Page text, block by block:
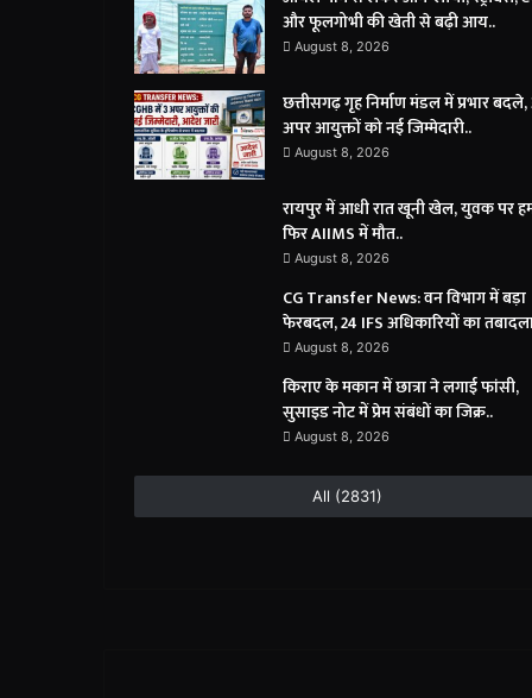
और फूलगोभी की खेती से बढ़ी आय..
August 8, 2026
छत्तीसगढ़ गृह निर्माण मंडल में प्रभार बदले,
अपर आयुक्तों को नई जिम्मेदारी..
August 8, 2026
रायपुर में आधी रात खूनी खेल, युवक पर
फिर AIIMS में मौत..
August 8, 2026
CG Transfer News: वन विभाग में बड़ा
फेरबदल, 24 IFS अधिकारियों का
August 8, 2026
किराए के मकान में छात्रा ने लगाई फांसी,
सुसाइड नोट में प्रेम संबंधों का जिक्र..
August 8, 2026
All (2831)